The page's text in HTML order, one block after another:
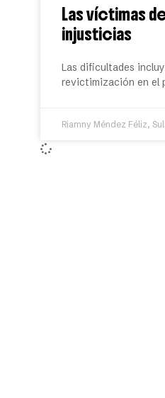
Las víctimas
injusticias
Las dificultades
revictimización en el
Riamny Méndez Féliz,